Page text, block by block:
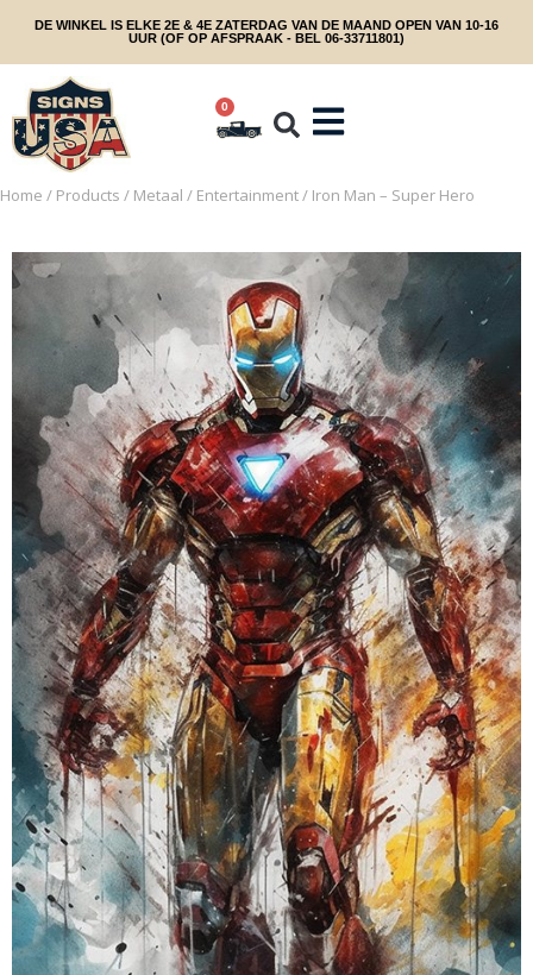
DE WINKEL IS ELKE 2E & 4E ZATERDAG VAN DE MAAND OPEN VAN 10-16
UUR (OF OP AFSPRAAK - BEL 06-33711801)
0
Home / Products / Metaal / Entertainment/ Iron Man – Super Hero